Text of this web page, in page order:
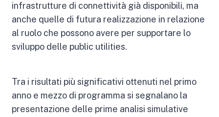
infrastrutture di connettività già disponibili, ma
anche quelle di futura realizzazione in relazione
al ruolo che possono avere per supportare lo
sviluppo delle public utilities.
Tra i risultati più significativi ottenuti nel primo
anno e mezzo di programma si segnalano la
presentazione delle prime analisi simulative